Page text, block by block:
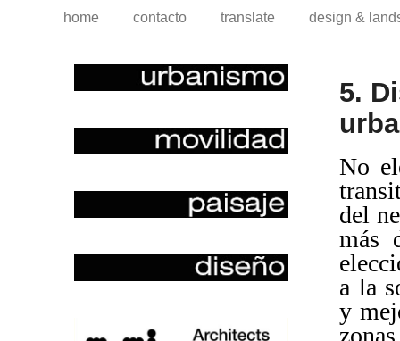
home contacto translate design &
5.
No
del
más
a la
y